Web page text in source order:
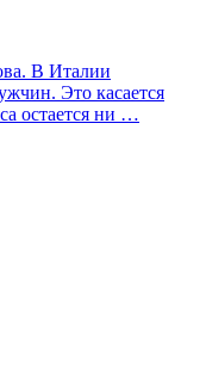
В Италии
Это касается
остается ни …